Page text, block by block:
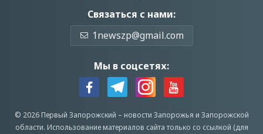
Связаться с нами:
1newszp@gmail.com
Мы в соцсетях:
© 2026 Первый Запорожский – новости Запорожья и Запорожской
области. Использование материалов сайта только со ссылкой (для